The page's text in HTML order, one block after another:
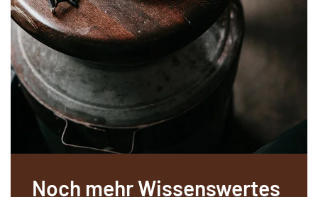
Noch mehr Wissenswertes